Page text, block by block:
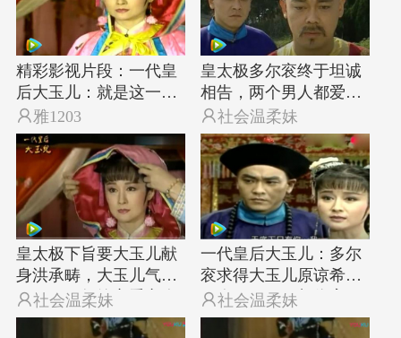
精彩影视片段：一代皇
后大玉儿：就是这一夜
大玉儿有了福临
雅1203
皇太极多尔衮终于坦诚
相告，两个男人都爱大
玉儿，造化弄人
社会温柔妹
皇太极下旨要大玉儿献
身洪承畴，大玉儿气愤
不已！不如给心爱之人
社会温柔妹
一代皇后大玉儿：多尔
衮求得大玉儿原谅希望
两人不要再互相伤害
社会温柔妹